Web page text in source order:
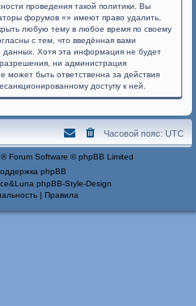
проведения такой политики. Вы
форумов «» имеют право удалить,
любую тему в любое время по своему
с тем, что введённая вами
данных. Хотя эта информация не будет
ни администрация
быть ответственна за действия
доступу к ней.
Часовой пояс: UTC
® Forum Software © phpBB Limited
phpBB
phpBB-Style-Design
| Правила